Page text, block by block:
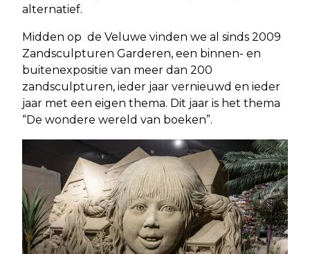
alternatief.
Midden op de Veluwe vinden we al sinds 2009
Zandsculpturen Garderen, een binnen- en
buitenexpositie van meer dan 200
zandsculpturen, ieder jaar vernieuwd en ieder
jaar met een eigen thema. Dit jaar is het thema
“De wondere wereld van boeken”.